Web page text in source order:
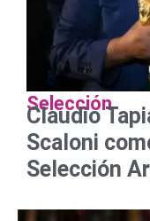
Selección
Claudio
Scaloni
Selección